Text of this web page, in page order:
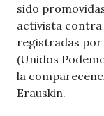
sido
activista contra
registradas por
(Unidos
la
Erauskin.